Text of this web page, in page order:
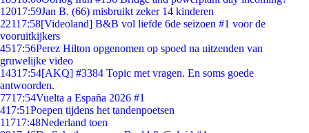
12017:59Jan B. (66) misbruikt zeker 14 kinderen
22117:58[Videoland] B&B vol liefde 6de seizoen #1 voor de
vooruitkijkers
4517:56Perez Hilton opgenomen op spoed na uitzenden van
gruwelijke video
14317:54[AKQ] #3384 Topic met vragen. En soms goede
antwoorden.
7717:54Vuelta a España 2026 #1
417:51Poepen tijdens het tandenpoetsen
11717:48Nederland toen